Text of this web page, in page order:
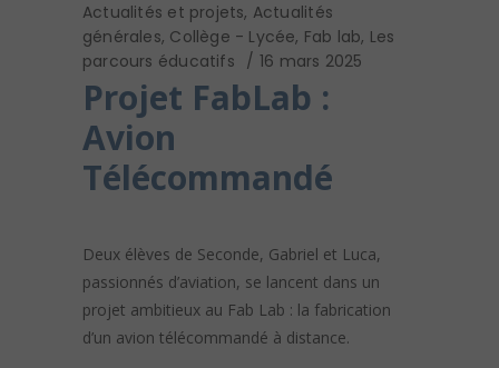
Actualités et projets, Actualités
générales, Collège - Lycée, Fab lab, Les
parcours éducatifs
16 mars 2025
Projet FabLab :
Avion
Télécommandé
Deux élèves de Seconde, Gabriel et Luca,
passionnés d’aviation, se lancent dans un
projet ambitieux au Fab Lab : la fabrication
d’un avion télécommandé à distance.